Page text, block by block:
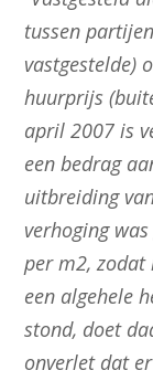
tussen
vastgestelde)
huurprijs
april 2007 is
een bedrag
uitbreiding
verhoging
per m2, zodat
een algehele
stond, doet
onverlet dat